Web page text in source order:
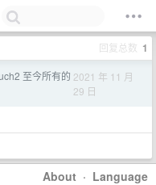
回复总数 1
至今所有的 2021 年 11 月
29 日
About · Language